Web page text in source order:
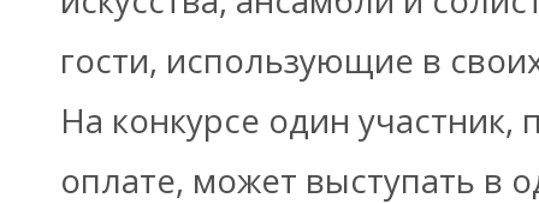
гости, использующие в
На конкурсе один
оплате, может выступать в